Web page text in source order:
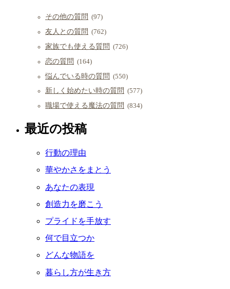
その他の質問 (97)
友人との質問 (762)
家族でも使える質問 (726)
恋の質問 (164)
悩んでいる時の質問 (550)
新しく始めたい時の質問 (577)
職場で使える魔法の質問 (834)
最近の投稿
行動の理由
華やかさをまとう
あなたの表現
創造力を磨こう
プライドを手放す
何で目立つか
どんな物語を
暮らし方が生き方